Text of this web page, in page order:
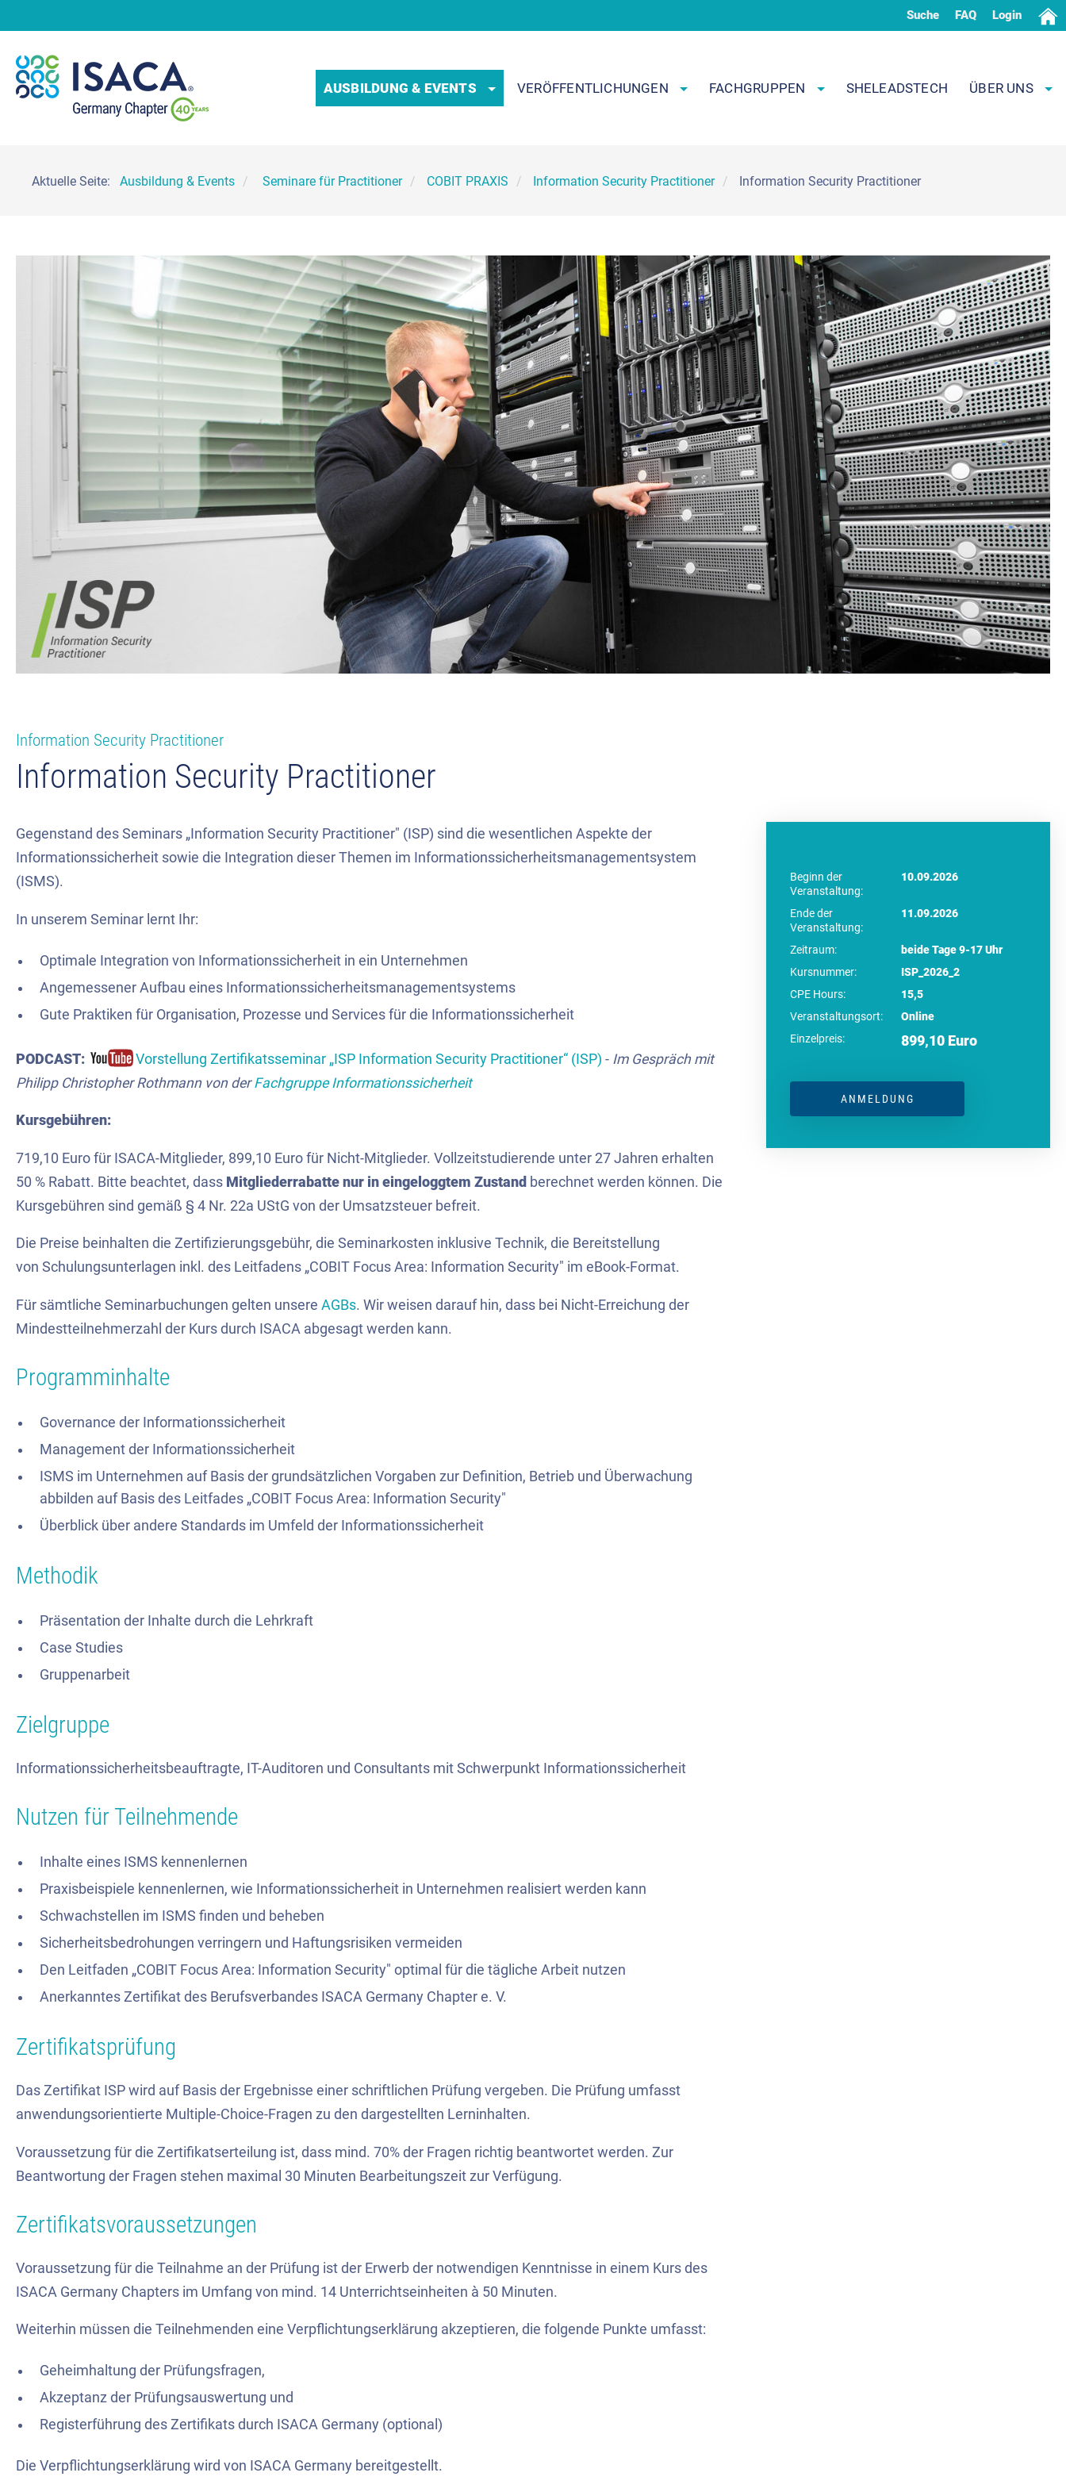
Suche FAQ Login
AUSBILDUNG & EVENTS VERÖFFENTLICHUNGEN FACHGRUPPEN SHELEADSTECH ÜBER UNS
Aktuelle Seite: Ausbildung & Events Seminare für Practitioner COBIT PRAXIS Information Security Practitioner Information Security Practitioner
Information Security Practitioner
Information Security Practitioner
Beginn der
Veranstaltung:
10.09.2026
Ende der
Veranstaltung:
11.09.2026
Zeitraum:
beide Tage 9-17 Uhr
Kursnummer:
ISP_2026_2
CPE Hours:
15,5
Veranstaltungsort:
Online
Einzelpreis:
899,10 Euro
ANMELDUNG
Gegenstand des Seminars „Information Security Practitioner" (ISP) sind die wesentlichen Aspekte der
Informationssicherheit sowie die Integration dieser Themen im Informationssicherheitsmanagementsystem
(ISMS).
In unserem Seminar lernt Ihr:
Optimale Integration von Informationssicherheit in ein Unternehmen
Angemessener Aufbau eines Informationssicherheitsmanagementsystems
Gute Praktiken für Organisation, Prozesse und Services für die Informationssicherheit
PODCAST: Vorstellung Zertifikatsseminar „ISP Information Security Practitioner“ (ISP) - Im Gespräch mit
Philipp Christopher Rothmann von derFachgruppe Informationssicherheit
Kursgebühren:
719,10 Euro für ISACA-Mitglieder, 899,10 Euro für Nicht-Mitglieder. Vollzeitstudierende unter 27 Jahren erhalten
50 % Rabatt. Bitte beachtet, dass Mitgliederrabatte nur in eingeloggtem Zustand berechnet werden können. Die
Kursgebühren sind gemäß § 4 Nr. 22a UStG von der Umsatzsteuer befreit.
Die Preise beinhalten die Zertifizierungsgebühr, die Seminarkosten inklusive Technik, die Bereitstellung
von Schulungsunterlagen inkl. des Leitfadens „COBIT Focus Area: Information Security" im eBook-Format.
Für sämtliche Seminarbuchungen gelten unsere AGBs. Wir weisen darauf hin, dass bei Nicht-Erreichung der
Mindestteilnehmerzahl der Kurs durch ISACA abgesagt werden kann.
Programminhalte
Governance der Informationssicherheit
Management der Informationssicherheit
ISMS im Unternehmen auf Basis der grundsätzlichen Vorgaben zur Definition, Betrieb und Überwachung
abbilden auf Basis des Leitfades „COBIT Focus Area: Information Security"
Überblick über andere Standards im Umfeld der Informationssicherheit
Methodik
Präsentation der Inhalte durch die Lehrkraft
Case Studies
Gruppenarbeit
Zielgruppe
Informationssicherheitsbeauftragte, IT-Auditoren und Consultants mit Schwerpunkt Informationssicherheit
Nutzen für Teilnehmende
Inhalte eines ISMS kennenlernen
Praxisbeispiele kennenlernen, wie Informationssicherheit in Unternehmen realisiert werden kann
Schwachstellen im ISMS finden und beheben
Sicherheitsbedrohungen verringern und Haftungsrisiken vermeiden
Den Leitfaden „COBIT Focus Area: Information Security" optimal für die tägliche Arbeit nutzen
Anerkanntes Zertifikat des Berufsverbandes ISACA Germany Chapter e. V.
Zertifikatsprüfung
Das Zertifikat ISP wird auf Basis der Ergebnisse einer schriftlichen Prüfung vergeben. Die Prüfung umfasst
anwendungsorientierte Multiple-Choice-Fragen zu den dargestellten Lerninhalten.
Voraussetzung für die Zertifikatserteilung ist, dass mind. 70% der Fragen richtig beantwortet werden. Zur
Beantwortung der Fragen stehen maximal 30 Minuten Bearbeitungszeit zur Verfügung.
Zertifikatsvoraussetzungen
Voraussetzung für die Teilnahme an der Prüfung ist der Erwerb der notwendigen Kenntnisse in einem Kurs des
ISACA Germany Chapters im Umfang von mind. 14 Unterrichtseinheiten à 50 Minuten.
Weiterhin müssen die Teilnehmenden eine Verpflichtungserklärung akzeptieren, die folgende Punkte umfasst:
Geheimhaltung der Prüfungsfragen,
Akzeptanz der Prüfungsauswertung und
Registerführung des Zertifikats durch ISACA Germany (optional)
Die Verpflichtungserklärung wird von ISACA Germany bereitgestellt.